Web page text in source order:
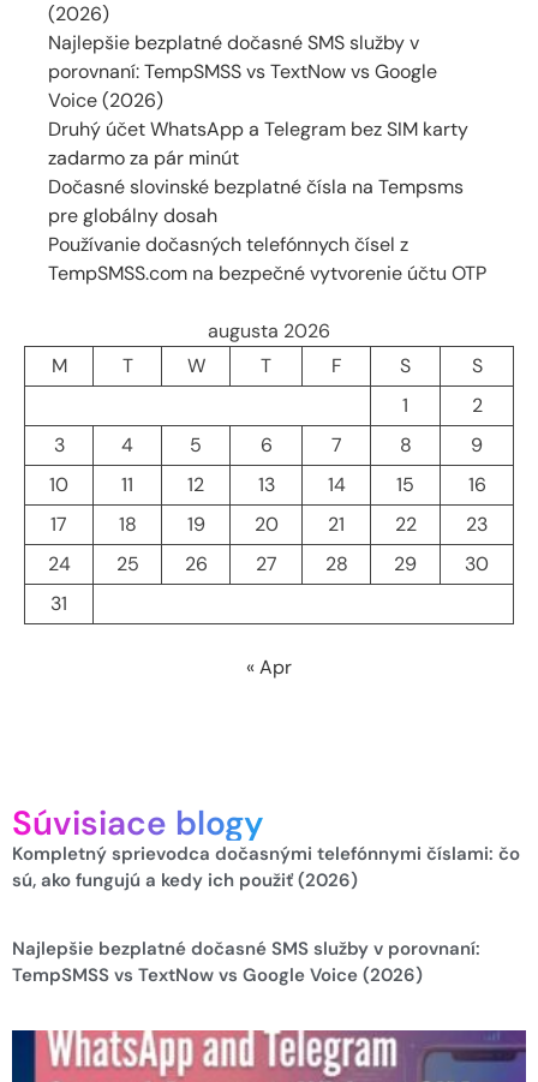
(2026)
Najlepšie bezplatné dočasné SMS služby v
porovnaní: TempSMSS vs TextNow vs Google
Voice (2026)
Druhý účet WhatsApp a Telegram bez SIM karty
zadarmo za pár minút
Dočasné slovinské bezplatné čísla na Tempsms
pre globálny dosah
Používanie dočasných telefónnych čísel z
TempSMSS.com na bezpečné vytvorenie účtu OTP
augusta 2026
M
T W T F S
S
1
2
3
4 5 6 7 8
9
10
11 12 13 14 15
16
17
18 19 20 21 22
23
24
25 26 27 28 29
30
31
« Apr
Súvisiace blogy
Kompletný sprievodca dočasnými telefónnymi číslami: čo
sú, ako fungujú a kedy ich použiť (2026)
Najlepšie bezplatné dočasné SMS služby v porovnaní:
TempSMSS vs TextNow vs Google Voice (2026)